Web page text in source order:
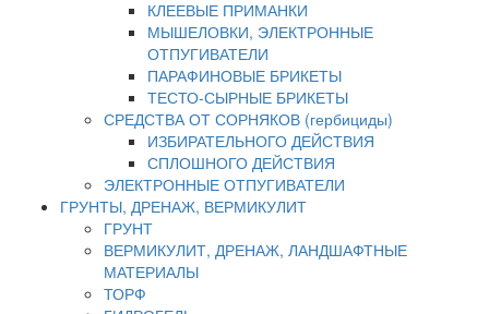
КЛЕЕВЫЕ ПРИМАНКИ
МЫШЕЛОВКИ, ЭЛЕКТРОННЫЕ
ОТПУГИВАТЕЛИ
ПАРАФИНОВЫЕ БРИКЕТЫ
ТЕСТО-СЫРНЫЕ БРИКЕТЫ
СРЕДСТВА ОТ СОРНЯКОВ (гербициды)
ИЗБИРАТЕЛЬНОГО ДЕЙСТВИЯ
СПЛОШНОГО ДЕЙСТВИЯ
ЭЛЕКТРОННЫЕ ОТПУГИВАТЕЛИ
ГРУНТЫ, ДРЕНАЖ, ВЕРМИКУЛИТ
ГРУНТ
ВЕРМИКУЛИТ, ДРЕНАЖ, ЛАНДШАФТНЫЕ
МАТЕРИАЛЫ
ТОРФ